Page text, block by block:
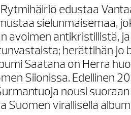
edustaa
sielunmaisemaa,
avoimen antikristillistä,
herättihän jo
Saatana on Herra
Siionissa. Edellinen
nousi
Suomen virallisella